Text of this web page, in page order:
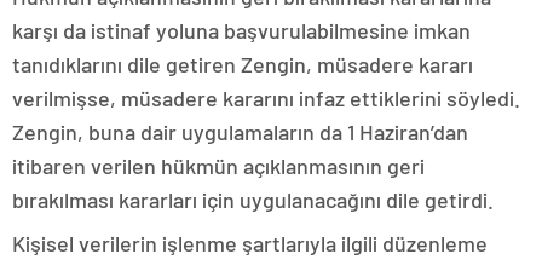
karşı da istinaf yoluna başvurulabilmesine imkan
tanıdıklarını dile getiren Zengin, müsadere kararı
verilmişse, müsadere kararını infaz ettiklerini söyledi.
Zengin, buna dair uygulamaların da 1 Haziran’dan
itibaren verilen hükmün açıklanmasının geri
bırakılması kararları için uygulanacağını dile getirdi.
Kişisel verilerin işlenme şartlarıyla ilgili düzenleme